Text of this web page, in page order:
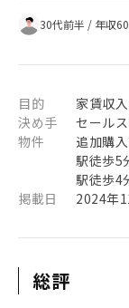
30代前半 / 年収
目的
家賃収
決め手
セール
物件
追加購
駅徒歩5
駅徒歩4
掲載日
2024年
総評